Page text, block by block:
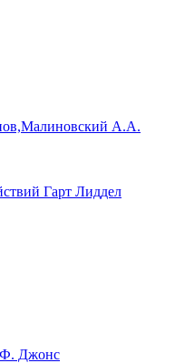
А.А.
Гарт Лиддел
Джонс